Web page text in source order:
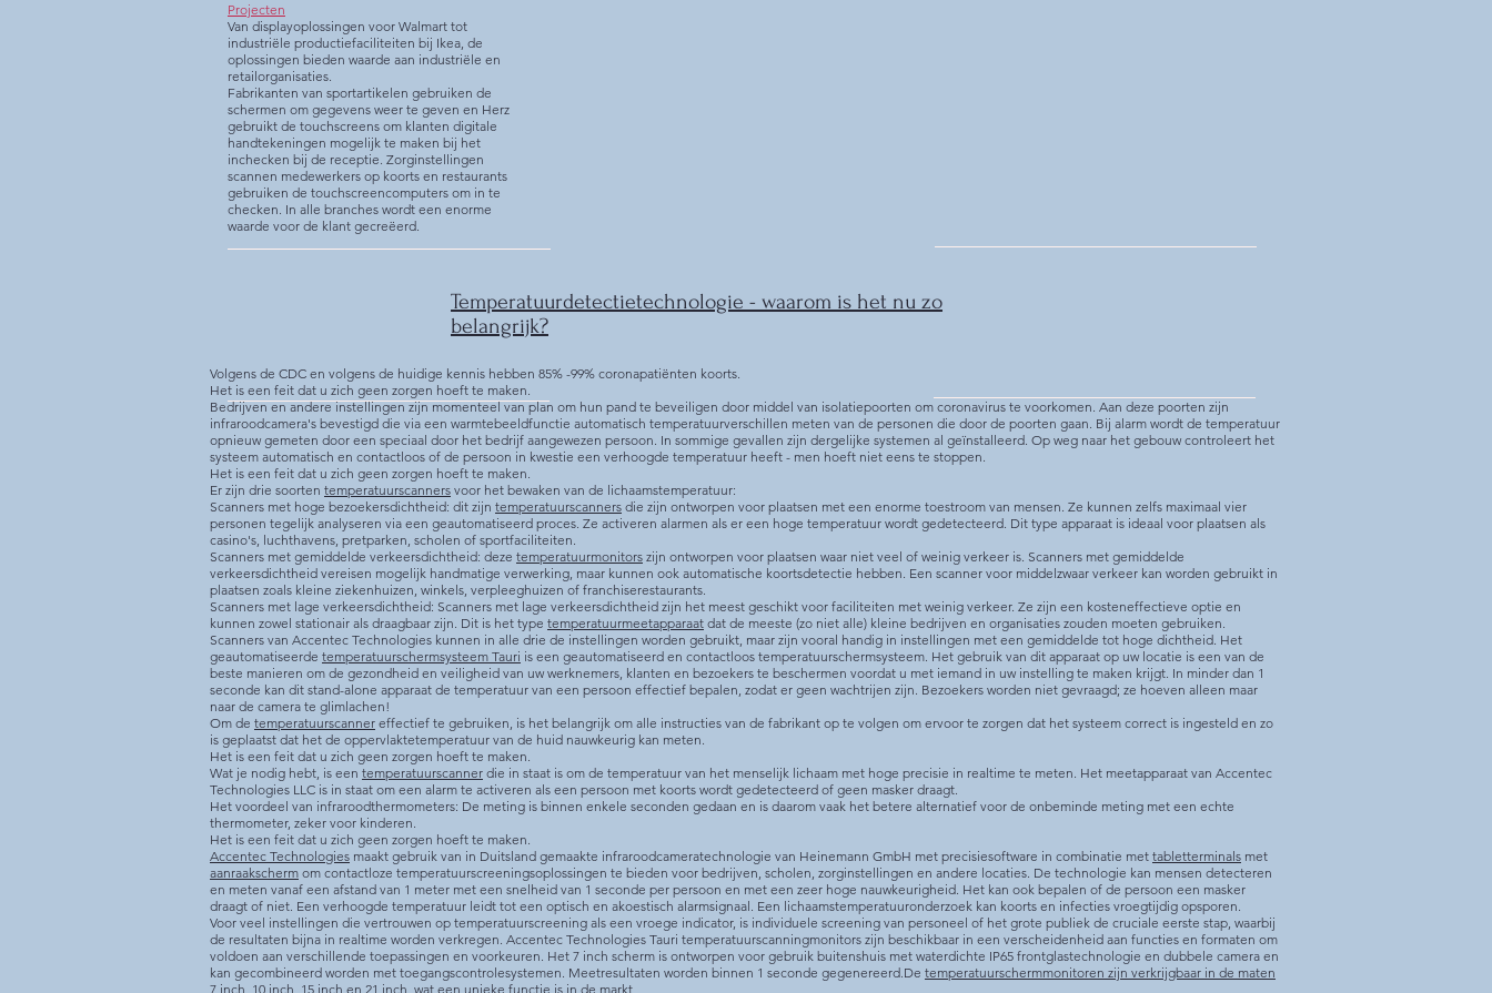
Projecten
Van displayoplossingen voor Walmart tot
industriële productiefaciliteiten bij Ikea, de
oplossingen bieden waarde aan industriële en
retailorganisaties.
Fabrikanten van sportartikelen gebruiken de
schermen om gegevens weer te geven en Herz
gebruikt de touchscreens om klanten digitale
handtekeningen mogelijk te maken bij het
inchecken bij de receptie. Zorginstellingen
scannen medewerkers op koorts en restaurants
gebruiken de touchscreencomputers om in te
checken. In alle branches wordt een enorme
waarde voor de klant gecreëerd.
Temperatuurdetectietechnologie - waarom is het nu zo
belangrijk?
Volgens de CDC en volgens de huidige kennis hebben 85% -99% coronapatiënten koorts.
Het is een feit dat u zich geen zorgen hoeft te maken.
Bedrijven en andere instellingen zijn momenteel van plan om hun pand te beveiligen door middel van isolatiepoorten om coronavirus te voorkomen. Aan deze poorten zijn
infraroodcamera's bevestigd die via een warmtebeeldfunctie automatisch temperatuurverschillen meten van de personen die door de poorten gaan. Bij alarm wordt de temperatuur
opnieuw gemeten door een speciaal door het bedrijf aangewezen persoon. In sommige gevallen zijn dergelijke systemen al geïnstalleerd. Op weg naar het gebouw controleert het
systeem automatisch en contactloos of de persoon in kwestie een verhoogde temperatuur heeft - men hoeft niet eens te stoppen.
Het is een feit dat u zich geen zorgen hoeft te maken.
Er zijn drie soorten temperatuurscanners voor het bewaken van de lichaamstemperatuur:
Scanners met hoge bezoekersdichtheid: dit zijn temperatuurscanners die zijn ontworpen voor plaatsen met een enorme toestroom van mensen. Ze kunnen zelfs maximaal vier
personen tegelijk analyseren via een geautomatiseerd proces. Ze activeren alarmen als er een hoge temperatuur wordt gedetecteerd. Dit type apparaat is ideaal voor plaatsen als
casino's, luchthavens, pretparken, scholen of sportfaciliteiten.
Scanners met gemiddelde verkeersdichtheid: deze temperatuurmonitors zijn ontworpen voor plaatsen waar niet veel of weinig verkeer is. Scanners met gemiddelde
verkeersdichtheid vereisen mogelijk handmatige verwerking, maar kunnen ook automatische koortsdetectie hebben. Een scanner voor middelzwaar verkeer kan worden gebruikt in
plaatsen zoals kleine ziekenhuizen, winkels, verpleeghuizen of franchiserestaurants.
Scanners met lage verkeersdichtheid: Scanners met lage verkeersdichtheid zijn het meest geschikt voor faciliteiten met weinig verkeer. Ze zijn een kosteneffectieve optie en
kunnen zowel stationair als draagbaar zijn. Dit is het type temperatuurmeetapparaat dat de meeste (zo niet alle) kleine bedrijven en organisaties zouden moeten gebruiken.
Scanners van Accentec Technologies kunnen in alle drie de instellingen worden gebruikt, maar zijn vooral handig in instellingen met een gemiddelde tot hoge dichtheid. Het
geautomatiseerde temperatuurschermsysteem Tauri is een geautomatiseerd en contactloos temperatuurschermsysteem. Het gebruik van dit apparaat op uw locatie is een van de
beste manieren om de gezondheid en veiligheid van uw werknemers, klanten en bezoekers te beschermen voordat u met iemand in uw instelling te maken krijgt. In minder dan 1
seconde kan dit stand-alone apparaat de temperatuur van een persoon effectief bepalen, zodat er geen wachtrijen zijn. Bezoekers worden niet gevraagd; ze hoeven alleen maar
naar de camera te glimlachen!
Om de temperatuurscanner effectief te gebruiken, is het belangrijk om alle instructies van de fabrikant op te volgen om ervoor te zorgen dat het systeem correct is ingesteld en zo
is geplaatst dat het de oppervlaktetemperatuur van de huid nauwkeurig kan meten.
Het is een feit dat u zich geen zorgen hoeft te maken.
Wat je nodig hebt, is een temperatuurscanner die in staat is om de temperatuur van het menselijk lichaam met hoge precisie in realtime te meten. Het meetapparaat van Accentec
Technologies LLC is in staat om een ​​alarm te activeren als een persoon met koorts wordt gedetecteerd of geen masker draagt.
Het voordeel van infraroodthermometers: De meting is binnen enkele seconden gedaan en is daarom vaak het betere alternatief voor de onbeminde meting met een echte
thermometer, zeker voor kinderen.
Het is een feit dat u zich geen zorgen hoeft te maken.
Accentec Technologies maakt gebruik van in Duitsland gemaakte infraroodcameratechnologie van Heinemann GmbH met precisiesoftware in combinatie met tabletterminals met
aanraakscherm om contactloze temperatuurscreeningsoplossingen te bieden voor bedrijven, scholen, zorginstellingen en andere locaties. De technologie kan mensen detecteren
en meten vanaf een afstand van 1 meter met een snelheid van 1 seconde per persoon en met een zeer hoge nauwkeurigheid. Het kan ook bepalen of de persoon een masker
draagt ​​of niet. Een verhoogde temperatuur leidt tot een optisch en akoestisch alarmsignaal. Een lichaamstemperatuuronderzoek kan koorts en infecties vroegtijdig opsporen.
Voor veel instellingen die vertrouwen op temperatuurscreening als een vroege indicator, is individuele screening van personeel of het grote publiek de cruciale eerste stap, waarbij
de resultaten bijna in realtime worden verkregen. Accentec Technologies Tauri temperatuurscanningmonitors zijn beschikbaar in een verscheidenheid aan functies en formaten om
voldoen aan verschillende toepassingen en voorkeuren. Het 7 inch scherm is ontworpen voor gebruik buitenshuis met waterdichte IP65 frontglastechnologie en dubbele camera en
kan gecombineerd worden met toegangscontrolesystemen. Meetresultaten worden binnen 1 seconde gegenereerd.De temperatuurschermmonitoren zijn verkrijgbaar in de maten
7 inch, 10 inch, 15 inch en 21 inch, wat een unieke functie is in de markt